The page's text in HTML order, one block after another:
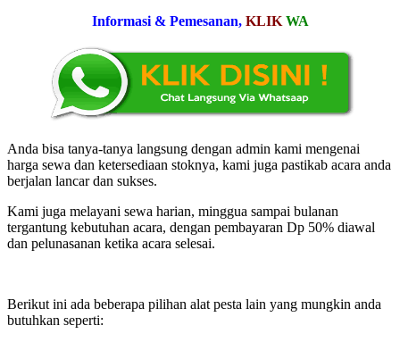
Informasi & Pemesanan, KLIK WA
Anda bisa tanya-tanya langsung dengan admin kami mengenai
harga sewa dan ketersediaan stoknya, kami juga pastikab acara anda
berjalan lancar dan sukses.
Kami juga melayani sewa harian, minggua sampai bulanan
tergantung kebutuhan acara, dengan pembayaran Dp 50% diawal
dan pelunasanan ketika acara selesai.
Berikut ini ada beberapa pilihan alat pesta lain yang mungkin anda
butuhkan seperti: